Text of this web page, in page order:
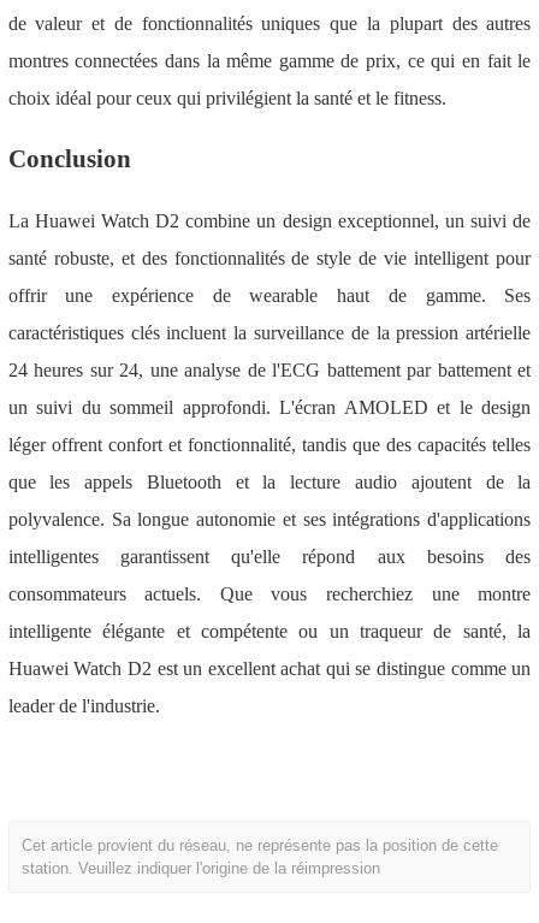
de valeur et de fonctionnalités uniques que la plupart des autres
montres connectées dans la même gamme de prix, ce qui en fait le
choix idéal pour ceux qui privilégient la santé et le fitness.
Conclusion
La Huawei Watch D2 combine un design exceptionnel, un suivi de
santé robuste, et des fonctionnalités de style de vie intelligent pour
offrir une expérience de wearable haut de gamme. Ses
caractéristiques clés incluent la surveillance de la pression artérielle
24 heures sur 24, une analyse de l'ECG battement par battement et
un suivi du sommeil approfondi. L'écran AMOLED et le design
léger offrent confort et fonctionnalité, tandis que des capacités telles
que les appels Bluetooth et la lecture audio ajoutent de la
polyvalence. Sa longue autonomie et ses intégrations d'applications
intelligentes garantissent qu'elle répond aux besoins des
consommateurs actuels. Que vous recherchiez une montre
intelligente élégante et compétente ou un traqueur de santé, la
Huawei Watch D2 est un excellent achat qui se distingue comme un
leader de l'industrie.
Cet article provient du réseau, ne représente pas la position de cette
station. Veuillez indiquer l'origine de la réimpression